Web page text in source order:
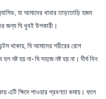
যা আমাদের খাবার তাড়াতাড়ি হজম
জন্য ঘি খুবই উপকারী।
থাকায়, ঘি আমাদের শরীরের রোগ
নষ্ট হয় না- ঘি সহজে নষ্ট হয় না। দীর্ঘ দিন
এটি ক্ষিদে পাওয়ার প্রবণতা কমায়। ফলে